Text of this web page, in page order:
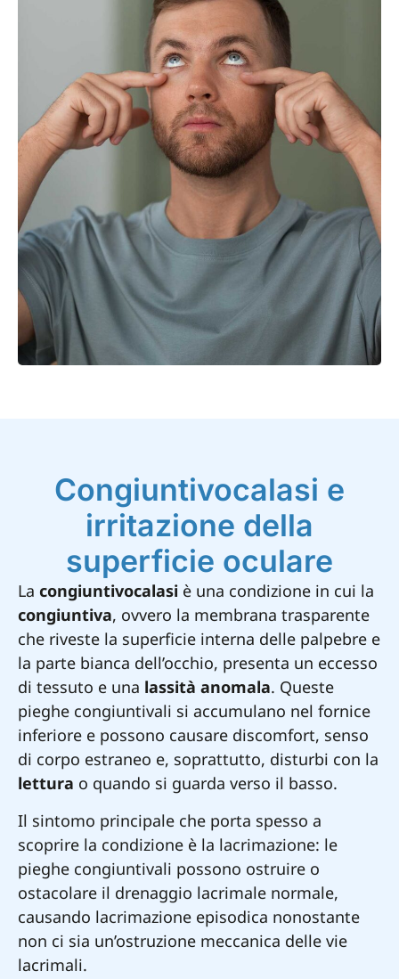
Congiuntivocalasi e
irritazione della
superficie oculare
La congiuntivocalasi è una condizione in cui la
congiuntiva, ovvero la membrana trasparente
che riveste la superficie interna delle palpebre e
la parte bianca dell’occhio, presenta un eccesso
di tessuto e una lassità anomala. Queste
pieghe congiuntivali si accumulano nel fornice
inferiore e possono causare discomfort, senso
di corpo estraneo e, soprattutto, disturbi con la
lettura o quando si guarda verso il basso.
Il sintomo principale che porta spesso a
scoprire la condizione è la lacrimazione: le
pieghe congiuntivali possono ostruire o
ostacolare il drenaggio lacrimale normale,
causando lacrimazione episodica nonostante
non ci sia un’ostruzione meccanica delle vie
lacrimali.